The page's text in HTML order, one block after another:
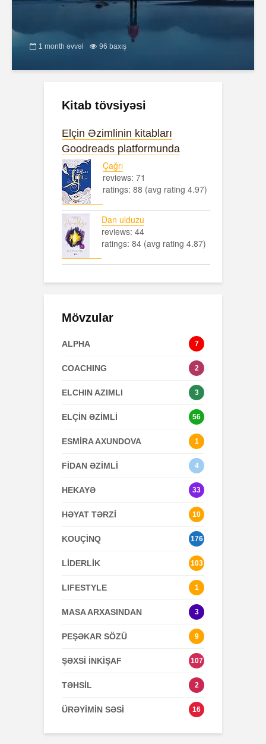
1 month əvvəl 96 baxış
Kitab tövsiyəsi
Elçin Əzimlinin kitabları
Goodreads platformunda
Çağrı
reviews: 71
ratings: 88 (avg rating 4.97)
Dan ulduzu
reviews: 44
ratings: 84 (avg rating 4.87)
Mövzular
ALPHA 7
COACHING 2
ELCHIN AZIMLI 3
ELÇİN ƏZİMLİ 56
ESMİRA AXUNDOVA 1
FİDAN ƏZİMLİ 4
HEKAYƏ 33
HƏYAT TƏRZİ 10
KOUÇİNQ 176
LİDERLİK 103
LIFESTYLE 1
MASA ARXASINDAN 3
PEŞƏKAR SÖZÜ 9
ŞƏXSİ İNKİŞAF 107
TƏHSİL 2
ÜRƏYİMİN SƏSİ 16